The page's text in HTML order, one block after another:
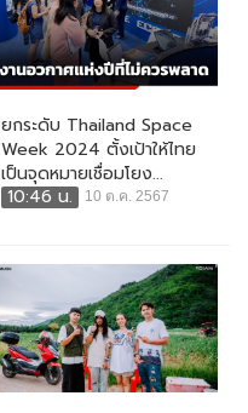
ยกระดับ Thailand Space
Week 2024 ตั้งเป้าให้ไทย
เป็นจุดหมายเชื่อมโยง...
10:46 น.
10 ต.ค. 2567